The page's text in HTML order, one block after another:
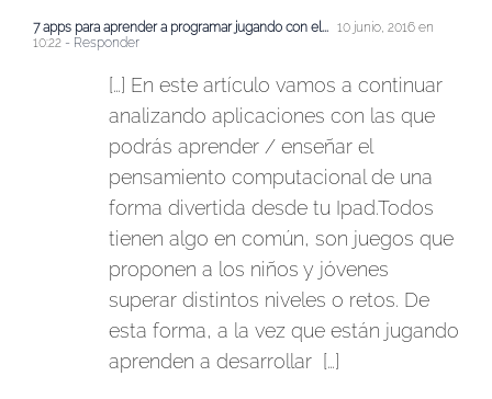
7 apps para aprender a programar jugando con el... 10 junio, 2016 en
10:22 - Responder
[…] En este artículo vamos a continuar
analizando aplicaciones con las que
podrás aprender / enseñar el
pensamiento computacional de una
forma divertida desde tu Ipad.Todos
tienen algo en común, son juegos que
proponen a los niños y jóvenes
superar distintos niveles o retos. De
esta forma, a la vez que están jugando
aprenden a desarrollar […]